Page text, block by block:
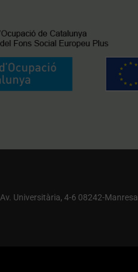
Av. Universitària, 4-6 08242-Manresa